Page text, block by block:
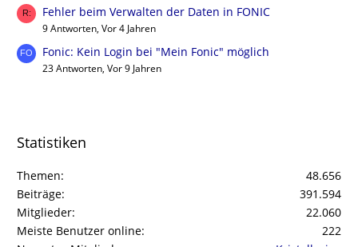
Fehler beim Verwalten der Daten in FONIC
9 Antworten, Vor 4 Jahren
Fonic: Kein Login bei "Mein Fonic" möglich
23 Antworten, Vor 9 Jahren
Statistiken
Themen
48.656
Beiträge
391.594
Mitglieder
22.060
Meiste Benutzer online
222